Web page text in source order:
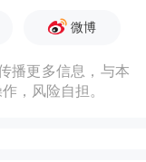
手段，其实
微博
播更多信息，与本
，风险自担。